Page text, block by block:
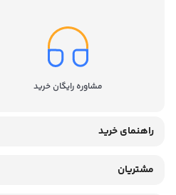
مشاوره رایگان خرید
راهنمای خرید
مشتریان